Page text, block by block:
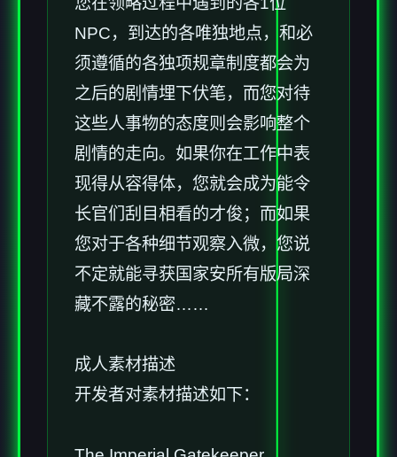
NPC，到达的各唯独地点，和必
须遵循的各独项规章制度都会为
之后的剧情埋下伏笔，而您对待
这些人事物的态度则会影响整个
剧情的走向。如果你在工作中表
现得从容得体，您就会成为能令
长官们刮目相看的才俊；而如果
您对于各种细节观察入微，您说
不定就能寻获国家安所有版局深
藏不露的秘密……
成人素材描述
开发者对素材描述如下：